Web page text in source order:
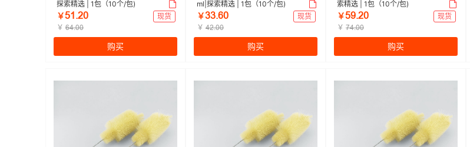
探索精选 | 1包（10个/包)
￥œǝŤſř
现货
￥ ƧȂŤřř
购买
ml|探索精选 | 1包（10个/包)
￥ŁŁŤƧř
现货
￥ ȂſŤřř
购买
索精选 | 1包（10个/包)
￥œůŤſř
现货
￥ ƚȂŤřř
购买